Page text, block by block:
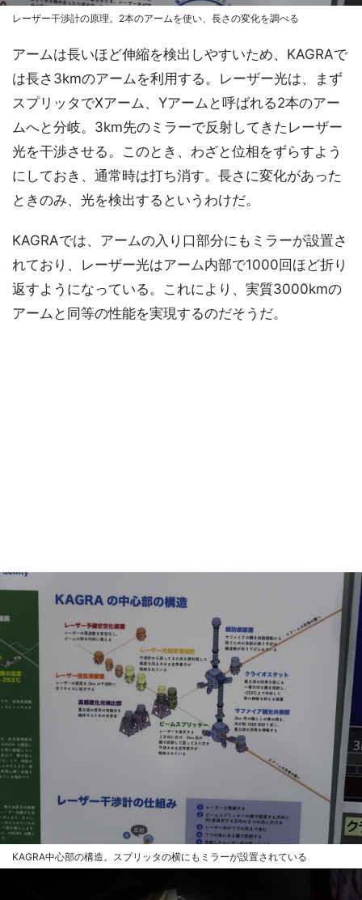
レーザー干渉計の原理。2本のアームを使い、長さの変化を調べる
アームは長いほど伸縮を検出しやすいため、KAGRAで
は長さ3kmのアームを利用する。レーザー光は、まず
スプリッタでXアーム、Yアームと呼ばれる2本のアー
ムへと分岐。3km先のミラーで反射してきたレーザー
光を干渉させる。このとき、わざと位相をずらすよう
にしておき、通常時は打ち消す。長さに変化があった
ときのみ、光を検出するというわけだ。
KAGRAでは、アームの入り口部分にもミラーが設置さ
れており、レーザー光はアーム内部で1000回ほど折り
返すようになっている。これにより、実質3000kmの
アームと同等の性能を実現するのだそうだ。
KAGRA中心部の構造。スプリッタの横にもミラーが設置されている